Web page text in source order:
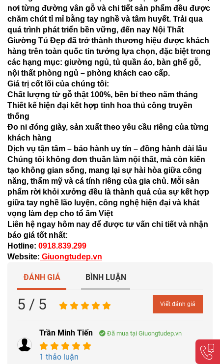
nơi từng đường vân gỗ và chi tiết sản phẩm đều được
chăm chút tỉ mỉ bằng tay nghề và tâm huyết. Trải qua
quá trình phát triển bền vững, đến nay Nội Thất
Giường Tủ Đẹp đã trở thành thương hiệu được khách
hàng trên toàn quốc tin tưởng lựa chọn, đặc biệt trong
các hạng mục: giường ngủ, tủ quần áo, bàn ghế gỗ,
nội thất phòng ngủ – phòng khách cao cấp.
Giá trị cốt lõi của chúng tôi:
Chất lượng từ gỗ thật 100%, bền bỉ theo năm tháng
Thiết kế hiện đại kết hợp tinh hoa thủ công truyền
thống
Đo ni đóng giày, sản xuất theo yêu cầu riêng của từng
khách hàng
Dịch vụ tận tâm – bảo hành uy tín – đồng hành dài lâu
Chúng tôi không đơn thuần làm nội thất, mà còn kiến
tạo không gian sống, mang lại sự hài hòa giữa công
năng, thẩm mỹ và cá tính riêng của gia chủ. Mỗi sản
phẩm rời khỏi xưởng đều là thành quả của sự kết hợp
giữa tay nghề lão luyện, công nghệ hiện đại và khát
vọng làm đẹp cho tổ ấm Việt
Liên hệ ngay hôm nay để được tư vấn chi tiết và nhận
báo giá tốt nhất:
Hotline: 0918.839.299
Website: Giuongtudep.vn
ĐÁNH GIÁ BÌNH LUẬN
5 / 5 Viết đánh giá
Trần Minh Tiến Đã mua tại Giuongtudep.vn
1 thảo luận